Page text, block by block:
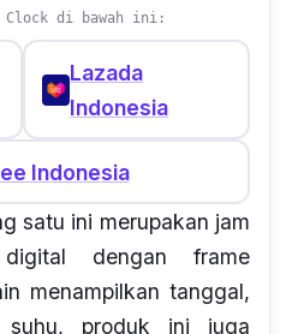
Clock di bawah ini:
Lazada
Indonesia
Indonesia
satu ini merupakan jam
dengan frame
menampilkan tanggal,
suhu, produk ini juga